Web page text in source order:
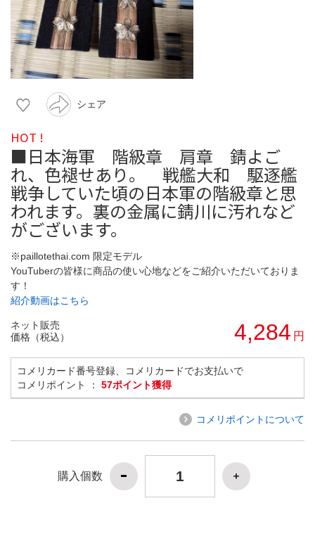
シェア
HOT !
■日本海軍 階級章 肩章 錆よご
れ、色褪せあり。 戦艦大和 駆逐艦
戦争していた頃の日本軍の階級章と思
われます。裏の金属に錆川に汚れなど
がございます。
※paillotethai.com 限定モデル
YouTuberの皆様に商品の使い心地などをご紹介いただいておりま
す！
紹介動画はこちら
ネット販売
価格（税込）
4,284 円
コメリカード番号登録、コメリカードでお支払いで
コメリポイント ： 57ポイント獲得
コメリポイントについて
購入個数